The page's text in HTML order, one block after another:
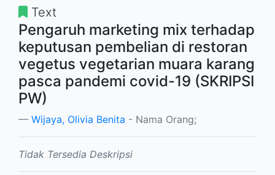
Text
Pengaruh marketing mix terhadap
keputusan pembelian di restoran
vegetus vegetarian muara karang
pasca pandemi covid-19 (SKRIPSI
PW)
Wijaya, Olivia Benita - Nama Orang;
Tidak Tersedia Deskripsi